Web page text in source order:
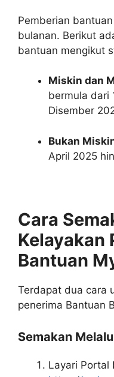
Pemberian
bulanan. Berikut
bantuan mengikut
Miskin dan
bermula dari
Disember
Bukan
April 2025
Cara
Kelayakan
Bantuan
Terdapat dua cara
penerima Bantuan
Semakan
Layari Portal